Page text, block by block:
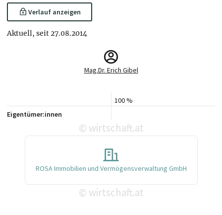
Verlauf anzeigen
Aktuell, seit 27.08.2014
Mag.Dr. Erich Gibel
100 %
Eigentümer:innen
© wirtschaft.at
ROSA Immobilien und Vermögensverwaltung GmbH
© wirtschaft.at